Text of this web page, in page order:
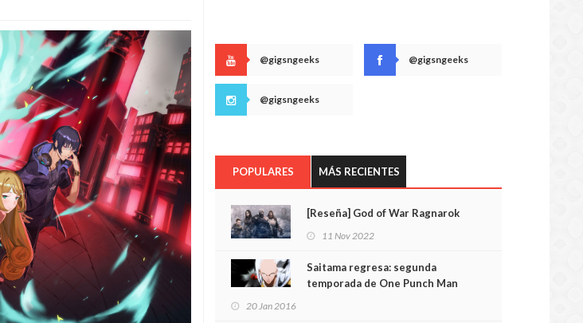
@gigsngeeks @gigsngeeks
@gigsngeeks
POPULARES MÁS RECIENTES
[Reseña] God of War Ragnarok
11 Nov 2022
Saitama regresa: segunda
temporada de One Punch Man
20 Jan 2016